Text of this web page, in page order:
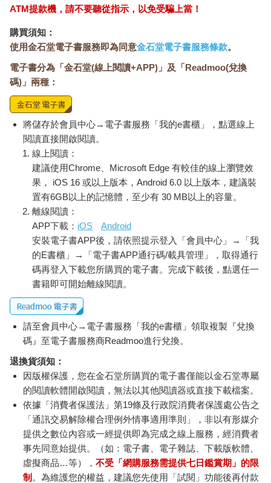
ATM提款機，請不要聽從指示，以免受騙上當！
購買須知：
使用金石堂電子書服務即為同意金石堂電子書服務條款。
電子書分為「金石堂(線上閱讀+APP)」及「Readmoo(兌換
碼)」兩種：
將儲存於會員中心→電子書服務「我的e書櫃」，點選線上
閱讀直接開啟閱讀。
線上閱讀：
建議使用Chrome、Microsoft Edge 有較佳的線上瀏覽效
果， iOS 16 或以上版本，Android 6.0 以上版本，建議裝
置有6GB以上的記憶體，至少有 30 MB以上的容量。
離線閱讀：
APP下載： iOS
Android
安裝電子書APP後，請依照提示登入「會員中心」→「我
的E書櫃」→「電子書APP通行碼/載具管理」，取得通行
碼再登入下載您所購買的電子書。完成下載後，點選任一
書籍即可開始離線閱讀。
請至會員中心→電子書服務「我的e書櫃」領取複製『兌換
碼』至電子書服務商Readmoo進行兌換。
退換貨須知：
因版權保護，您在金石堂所購買的電子書僅能以金石堂專屬
的閱讀軟體開啟閱讀，無法以其他閱讀器或直接下載檔案。
依據「消費者保護法」第19條及行政院消費者保護處公告之
「通訊交易解除權合理例外情事適用準則」，非以有形媒介
提供之數位內容或一經提供即為完成之線上服務，經消費者
事先同意始提供。（如：電子書、電子雜誌、下載版軟體、
虛擬商品…等），不受「網購服務需提供七日鑑賞期」的限
制 。為維護您的權益，建議您先使用「試閱」功能後再付款
電子書
※ 金石堂電子書怎麼看